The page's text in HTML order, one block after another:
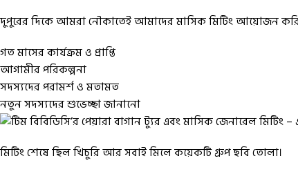
দুপুরের দিকে আমরা নৌকাতেই আমাদের মাসিক মিটিং আয়োজন
গত মাসের কার্যক্রম ও প্রাপ্তি
আগামীর পরিকল্পনা
সদস্যদের পরামর্শ ও মতামত
নতুন সদস্যদের শুভেচ্ছা জানানো
মিটিং শেষে ছিল খিচুরি আর সবাই মিলে কয়েকটি গ্রুপ ছবি তোলা।